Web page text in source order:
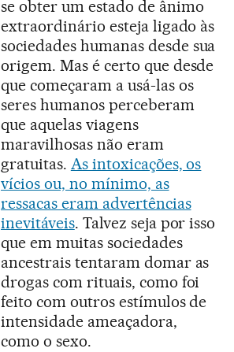
se obter um estado de ânimo
extraordinário esteja ligado às
sociedades humanas desde sua
origem. Mas é certo que desde
que começaram a usá-las os
seres humanos perceberam
que aquelas viagens
maravilhosas não eram
gratuitas. As intoxicações, os
vícios ou, no mínimo, as
ressacas eram advertências
inevitáveis. Talvez seja por isso
que em muitas sociedades
ancestrais tentaram domar as
drogas com rituais, como foi
feito com outros estímulos de
intensidade ameaçadora,
como o sexo.